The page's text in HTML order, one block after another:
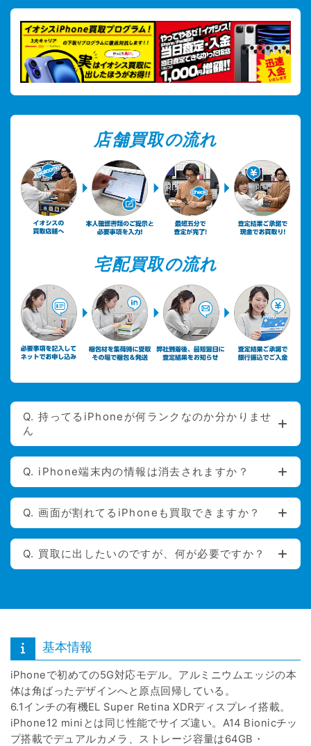
店舗買取の流れ
宅配買取の流れ
Q. 持ってるiPhoneが何ランクなのか分かりませ
ん
Q. iPhone端末内の情報は消去されますか？
Q. 画面が割れてるiPhoneも買取できますか？
Q. 買取に出したいのですが、何が必要ですか？
基本情報
iPhoneで初めての5G対応モデル。アルミニウムエッジの本
体は角ばったデザインへと原点回帰している。
6.1インチの有機EL Super Retina XDRディスプレイ搭載。
iPhone12 miniとは同じ性能でサイズ違い。A14 Bionicチッ
プ搭載でデュアルカメラ、ストレージ容量は64GB・